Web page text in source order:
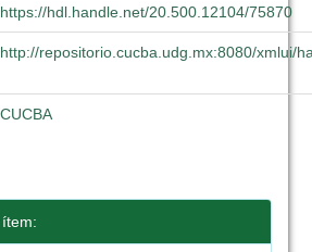
https://hdl.handle.net/20.500.12104/75870
http://repositorio.cucba.udg.mx:8080/xmlui/
CUCBA